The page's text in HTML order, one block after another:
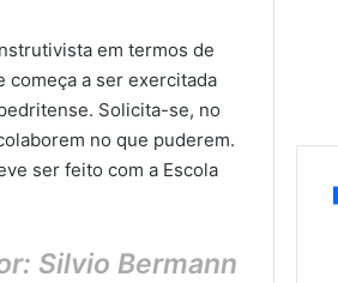
em termos de
começa a ser exercitada
Solicita-se, no
no que puderem.
ser feito com a Escola
Silvio Bermann